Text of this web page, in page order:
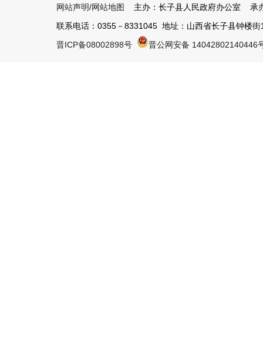
网站声明/网站地图
主办：长子县人民政府办公室 承
联系电话：0355－8331045 地址：山西省长子县钟楼
晋ICP备08002898号
晋公网安备 14042802140446